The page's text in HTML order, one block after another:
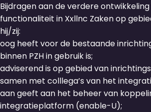
Bijdragen aan de verdere
functionaliteit in Xxllnc Zaken op
hij/zij:
oog heeft voor de bestaande
binnen PZH in gebruik is;
adviserend is op gebied van
samen met colllega’s van het
aan geeft aan het beheer van
integratieplatform (enable-U);